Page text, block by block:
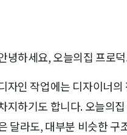
녕하세요, 오늘의집 프로
자인 작업에는 디자이너
지하기도 합니다. 오늘의
달라도, 대부분 비슷한 구